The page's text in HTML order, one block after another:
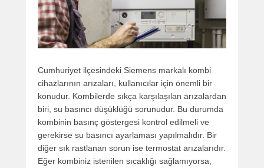
Cumhuriyet ilçesindeki Siemens markalı kombi
cihazlarının arızaları, kullanıcılar için önemli bir
konudur. Kombilerde sıkça karşılaşılan arızalardan
biri, su basıncı düşüklüğü sorunudur. Bu durumda
kombinin basınç göstergesi kontrol edilmeli ve
gerekirse su basıncı ayarlaması yapılmalıdır. Bir
diğer sık rastlanan sorun ise termostat arızalarıdır.
Eğer kombiniz istenilen sıcaklığı sağlamıyorsa,